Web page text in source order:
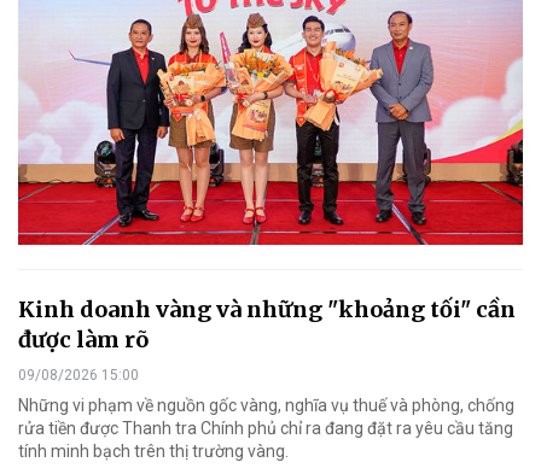
Kinh doanh vàng và những "khoảng tối" cần
được làm rõ
09/08/2026 15:00
Những vi phạm về nguồn gốc vàng, nghĩa vụ thuế và phòng, chống
rửa tiền được Thanh tra Chính phủ chỉ ra đang đặt ra yêu cầu tăng
tính minh bạch trên thị trường vàng.